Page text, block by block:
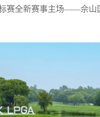
赛全新赛事主场——佘山